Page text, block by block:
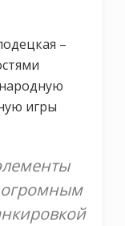
–
игры
огромным